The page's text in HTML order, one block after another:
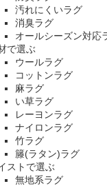
汚れにくいラグ
消臭ラグ
オールシーズン対応
で選ぶ
ウールラグ
コットンラグ
麻ラグ
い草ラグ
レーヨンラグ
ナイロンラグ
竹ラグ
籐(ラタン)ラグ
ストで選ぶ
無地系ラグ